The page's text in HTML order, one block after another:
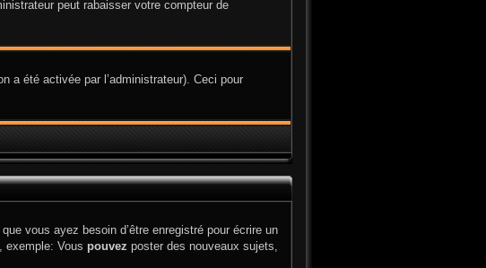
peut rabaisser votre compteur de
a été activée par l’administrateur). Ceci pour
vous ayez besoin d’être enregistré pour écrire un
exemple: Vous pouvez poster des nouveaux sujets,